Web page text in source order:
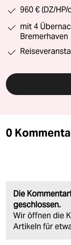
960 € (DZ/
mit 4
Bremerhaven
0
Die
geschlossen.
Wir öffnen die
Artikeln für